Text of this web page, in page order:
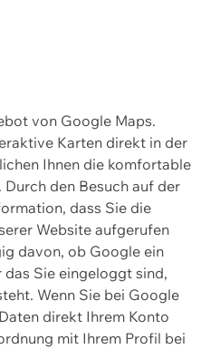
von Google Maps.
Karten direkt in der
Ihnen die komfortable
den Besuch auf der
dass Sie die
Website aufgerufen
davon, ob Google ein
Sie eingeloggt sind,
Wenn Sie bei Google
direkt Ihrem Konto
mit Ihrem Profil bei